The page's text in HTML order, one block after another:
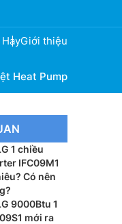
Giới thiệu
Heat Pump
1 chiều
IFC09M1
Có nên
9000Btu 1
mới ra